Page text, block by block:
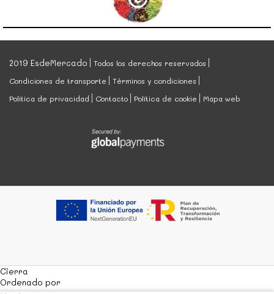
2019 EsdeMercado
Todos los derechos reservados
Condiciones de transporte
Términos y condiciones
Política de privacidad
Contacto Política de cookie Mapa web
Cierra
Ordenado por